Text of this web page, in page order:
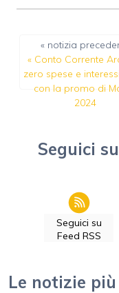
« notizia
« Conto Corrente
zero spese e
con la promo di
2024
Seguici
Seguici su
Feed RSS
Le notizie